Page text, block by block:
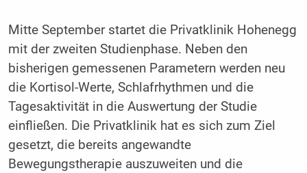
Mitte September startet die Privatklinik Hohenegg
mit der zweiten Studienphase. Neben den
bisherigen gemessenen Parametern werden neu
die Kortisol-Werte, Schlafrhythmen und die
Tagesaktivität in die Auswertung der Studie
einfließen. Die Privatklinik hat es sich zum Ziel
gesetzt, die bereits angewandte
Bewegungstherapie auszuweiten und die